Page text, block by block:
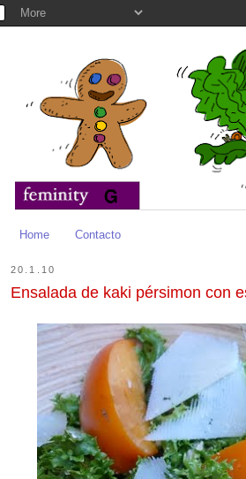
Home Contacto
20.1.10
Ensalada de kaki pérsimon con